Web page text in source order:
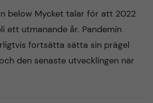
below Mycket talar för att 2022
ett utmanande år. Pandemin
fortsätta sätta sin prägel
den senaste utvecklingen när